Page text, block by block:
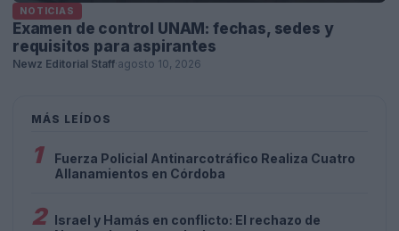
NOTICIAS
Examen de control UNAM: fechas, sedes y
requisitos para aspirantes
Newz Editorial Staff agosto 10, 2026
MÁS LEÍDOS
1
Fuerza Policial Antinarcotráfico Realiza Cuatro
Allanamientos en Córdoba
2 Israel y Hamás en conflicto: El rechazo de